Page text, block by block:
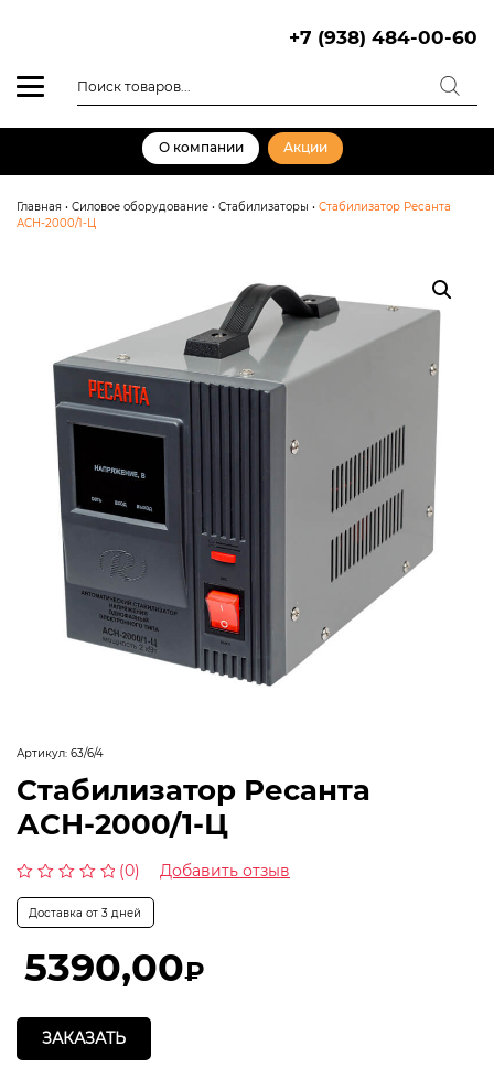
+7 (938) 484-00-60
товаров
О компании Акции
Главная • Силовое оборудование • Стабилизаторы • Стабилизатор Ресанта
АСН-2000/1-Ц
Артикул: 63/6/4
Стабилизатор Ресанта
АСН-2000/1-Ц
из
(0) Добавить отзыв
Доставка от 3 дней
5390,00₽
ЗАКАЗАТЬ